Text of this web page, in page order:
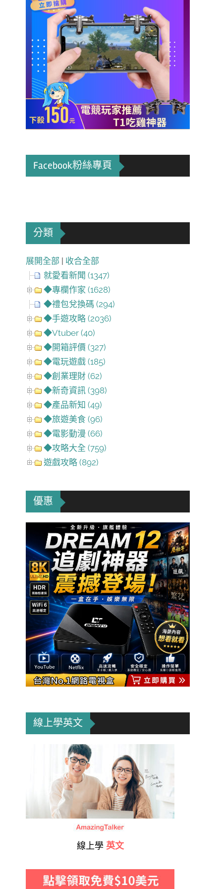
Facebook粉絲專頁
分類
展開全部 | 收合全部
就愛看新聞 (1347)
◆專欄作家 (1628)
◆禮包兌換碼 (294)
◆手遊攻略 (2036)
◆Vtuber (40)
◆開箱評價 (327)
◆電玩遊戲 (185)
◆創業理財 (62)
◆新奇資訊 (398)
◆產品新知 (49)
◆旅遊美食 (96)
◆電影動漫 (66)
◆攻略大全 (759)
遊戲攻略 (892)
優惠
線上學英文
線上學 英文